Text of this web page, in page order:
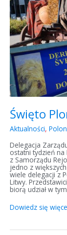
Święto
Aktualności,
Delegacja
ostatni tydzień na
z Samorządu
jedno z
wiele delegacji z
Litwy.
biorą udział w
Solecznikach
Dowiedz się